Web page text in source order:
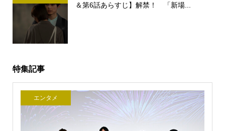
＆第6話あらすじ】解禁！ 「新場...
特集記事
エンタメ